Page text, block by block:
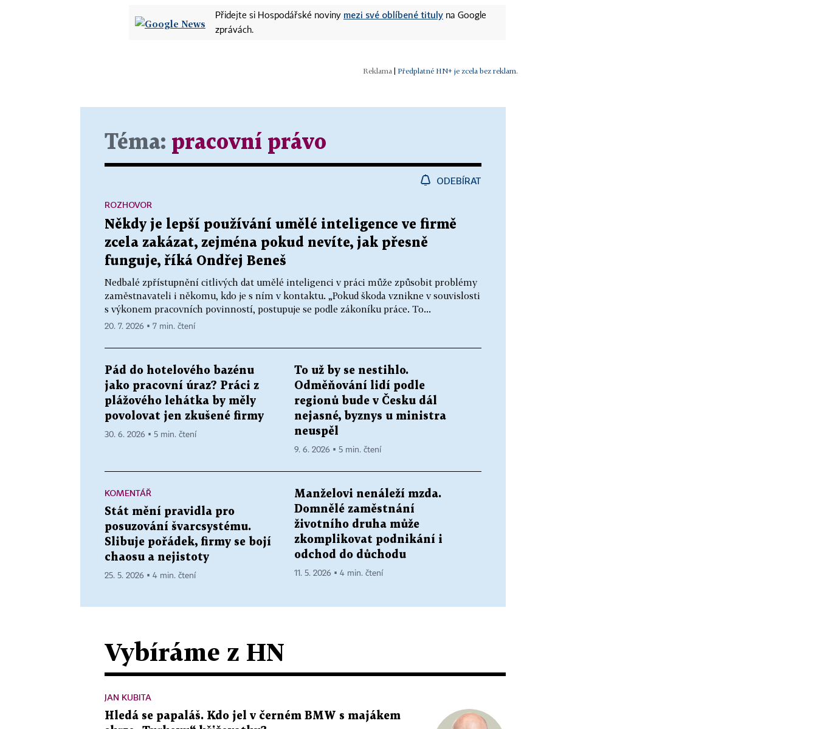
Přidejte si Hospodářské noviny mezi své oblíbené tituly na Google
zprávách.
| Předplatné HN+ je zcela bez reklam.
Téma: pracovní právo
ODEBÍRAT
Někdy je lepší používání umělé inteligence ve firmě
zcela zakázat, zejména pokud nevíte, jak přesně
funguje, říká Ondřej Beneš
Nedbalé zpřístupnění citlivých dat umělé inteligenci v práci může způsobit problémy
zaměstnavateli i někomu, kdo je s ním v kontaktu. „Pokud škoda vznikne v souvislosti
s výkonem pracovních povinností, postupuje se podle zákoníku práce. To...
ROZHOVOR
20. 7. 2026 ▪ 7 min. čtení
Pád do hotelového bazénu
jako pracovní úraz? Práci z
plážového lehátka by měly
povolovat jen zkušené firmy
30. 6. 2026 ▪ 5 min. čtení
To už by se nestihlo.
Odměňování lidí podle
regionů bude v Česku dál
nejasné, byznys u ministra
neuspěl
9. 6. 2026 ▪ 5 min. čtení
KOMENTÁŘ
Stát mění pravidla pro
posuzování švarcsystému.
Slibuje pořádek, firmy se bojí
chaosu a nejistoty
25. 5. 2026 ▪ 4 min. čtení
Manželovi nenáleží mzda.
Domnělé zaměstnání
životního druha může
zkomplikovat podnikání i
odchod do důchodu
11. 5. 2026 ▪ 4 min. čtení
Vybíráme z HN
JAN KUBITA
Hledá se papaláš. Kdo jel v černém BMW s majákem